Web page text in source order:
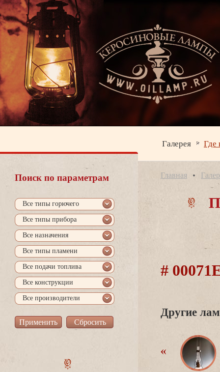
Галерея Где
Поиск по параметрам
се типы горючего
се типы прибора
се назначения
се типы пламени
се подачи топлива
се конструкции
се производители
Главная
#
Другие